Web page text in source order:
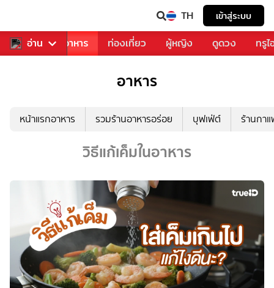
TH เข้าสู่ระบบ
อ่าน
การเพลง อาหาร ท่องเที่ยว ผู้หญิง ดูดวง ทรู
อาหาร
หน้าแรกอาหาร รวมร้านอาหารอร่อย บุฟเฟ่ต์ ร้านกา
วิธีแก้เค็มในอาหาร